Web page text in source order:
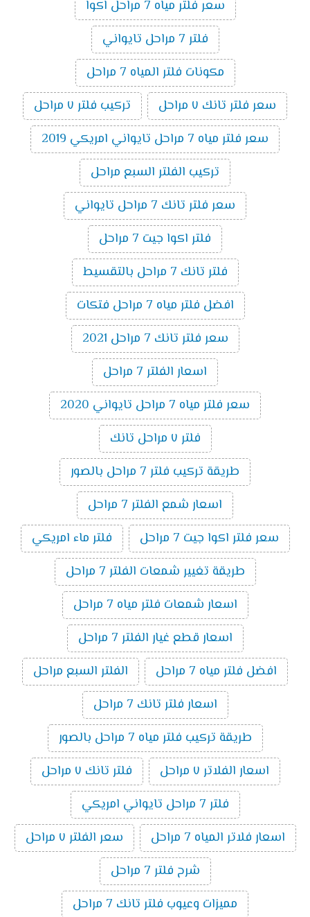
سعر فلتر مياه 7 مراحل اكوا
فلتر 7 مراحل تايواني
مكونات فلتر المياه 7 مراحل
سعر فلتر تانك ٧ مراحل
تركيب فلتر ٧ مراحل
سعر فلتر مياه 7 مراحل تايواني امريكي 2019
تركيب الفلتر السبع مراحل
سعر فلتر تانك 7 مراحل تايواني
فلتر اكوا جيت 7 مراحل
فلتر تانك 7 مراحل بالتقسيط
افضل فلتر مياه 7 مراحل فتكات
سعر فلتر تانك 7 مراحل 2021
اسعار الفلتر 7 مراحل
سعر فلتر مياه 7 مراحل تايواني 2020
فلتر ٧ مراحل تانك
طريقة تركيب فلتر 7 مراحل بالصور
اسعار شمع الفلتر 7 مراحل
سعر فلتر اكوا جيت 7 مراحل
فلتر ماء امريكي
طريقة تغيير شمعات الفلتر 7 مراحل
اسعار شمعات فلتر مياه 7 مراحل
اسعار قطع غيار الفلتر 7 مراحل
افضل فلتر مياه 7 مراحل
الفلتر السبع مراحل
اسعار فلتر تانك 7 مراحل
طريقة تركيب فلتر مياه 7 مراحل بالصور
اسعار الفلاتر ٧ مراحل
فلتر تانك ٧ مراحل
فلتر 7 مراحل تايواني امريكي
اسعار فلاتر المياه 7 مراحل
سعر الفلتر ٧ مراحل
شرح فلتر 7 مراحل
مميزات وعيوب فلتر تانك 7 مراحل